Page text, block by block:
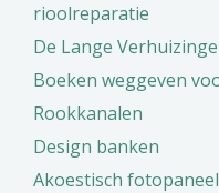
rioolreparatie
De Lange
Boeken weggeven
Rookkanalen
Design banken
Akoestisch fotopaneel